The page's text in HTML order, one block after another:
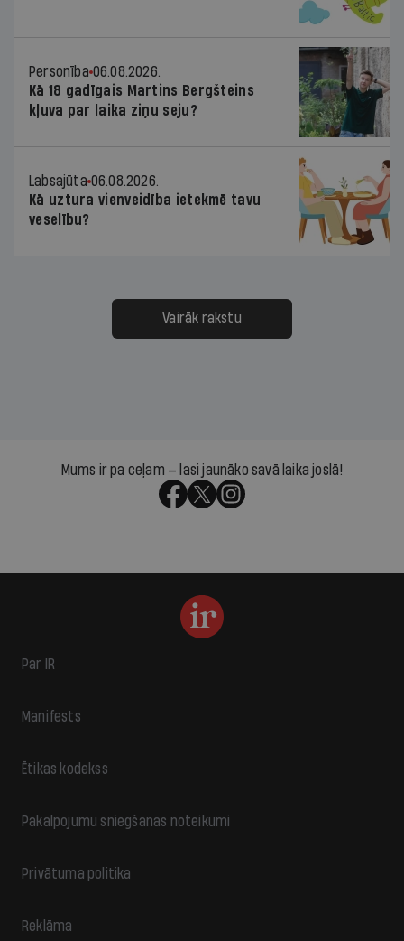
Personība 06.08.2026.
Kā 18 gadīgais Martins Bergšteins
kļuva par laika ziņu seju?
Labsajūta 06.08.2026.
Kā uztura vienveidība ietekmē tavu
veselību?
Vairāk rakstu
Mums ir pa ceļam — lasi jaunāko savā laika joslā!
Par IR
Manifests
Ētikas kodekss
Pakalpojumu sniegšanas noteikumi
Privātuma politika
Reklāma